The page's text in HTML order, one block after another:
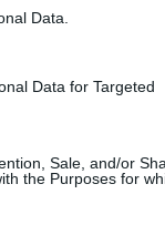
Data.
Data for Targeted
Sale, and/or
the Purposes for